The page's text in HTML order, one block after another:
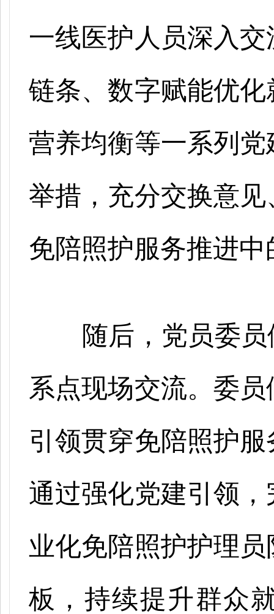
一线医护人员深入
链条、数字赋能优
营养均衡等一系列
举措，充分交换意
免陪照护服务推进
随后，党员委
系点现场交流。委
引领贯穿免陪照护
通过强化党建引领
业化免陪照护护理
板，持续提升群众